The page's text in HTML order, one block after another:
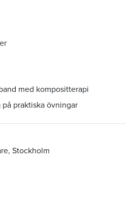
med kompositterapi
praktiska övningar
Stockholm